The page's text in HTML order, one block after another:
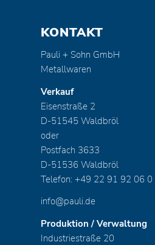
KONTAKT
Pauli + Sohn GmbH
Metallwaren
Verkauf
Eisenstraße 2
D-51545 Waldbröl
oder
Postfach 3633
D-51536 Waldbröl
Telefon: +49 22 91 92 06 0
info@pauli.de
Produktion / Verwaltung
Industriestraße 20